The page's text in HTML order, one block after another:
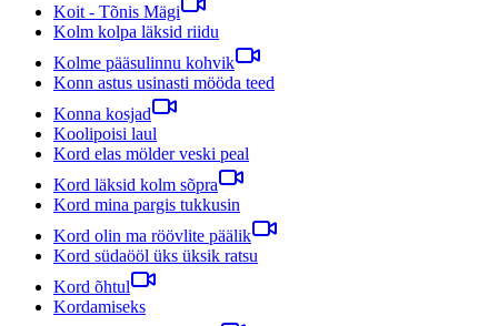
Koit - Tõnis Mägi
Kolm kolpa läksid riidu
Kolme pääsulinnu kohvik
Konn astus usinasti mööda teed
Konna kosjad
Koolipoisi laul
Kord elas mölder veski peal
Kord läksid kolm sõpra
Kord mina pargis tukkusin
Kord olin ma röövlite päälik
Kord südaööl üks üksik ratsu
Kord õhtul
Kordamiseks